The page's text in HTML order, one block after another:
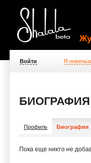
Войти Я
БИОГРАФИЯ
Профиль Биография
Пока еще никто не